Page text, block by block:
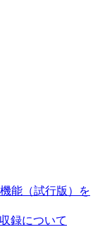
能（試行版）を
録について